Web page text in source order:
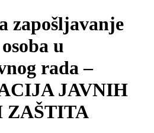
zapošljavanje
u
rada –
JAVNIH
ZAŠTITA